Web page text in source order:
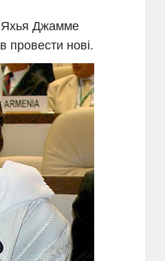
Яхья Джамме
провести нові.